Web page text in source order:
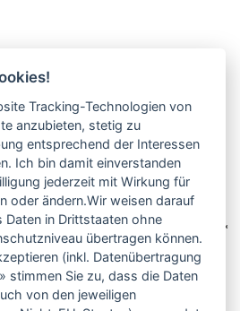
Tracking-Technologien von
anzubieten, stetig zu
entsprechend der Interessen
Ich bin damit einverstanden
jederzeit mit Wirkung für
oder ändern.Wir weisen darauf
Daten in Drittstaaten ohne
übertragen können.
(inkl. Datenübertragung
stimmen Sie zu, dass die Daten
von den jeweiligen
gelesen und stimmte ihr zu. *